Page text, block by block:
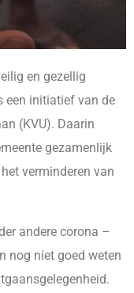
en gezellig
een initiatief van de
(KVU). Daarin
gezamenlijk
verminderen van
andere corona –
nog niet goed weten